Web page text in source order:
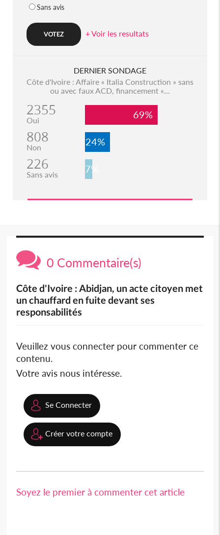
Sans avis
+ Voir les resultats
DERNIER SONDAGE
Côte d'Ivoire : Affaire « Italia Construction » sans
ou avec faux ACD, financement «...
2355
Oui 69%
808
Non 24%
226
Sans avis 7%
0 Commentaire(s)
Côte d'Ivoire : Abidjan, un acte citoyen met
un chauffard en fuite devant ses
responsabilités
Veuillez vous connecter pour commenter ce
contenu.
Votre avis nous intéresse.
Se Connecter
Créer votre compte
Soyez le premier à commenter cet article